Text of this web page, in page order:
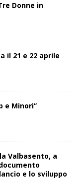
Donne in
il 21 e 22 aprile
e Minori”
Valbasento, a
e lo sviluppo